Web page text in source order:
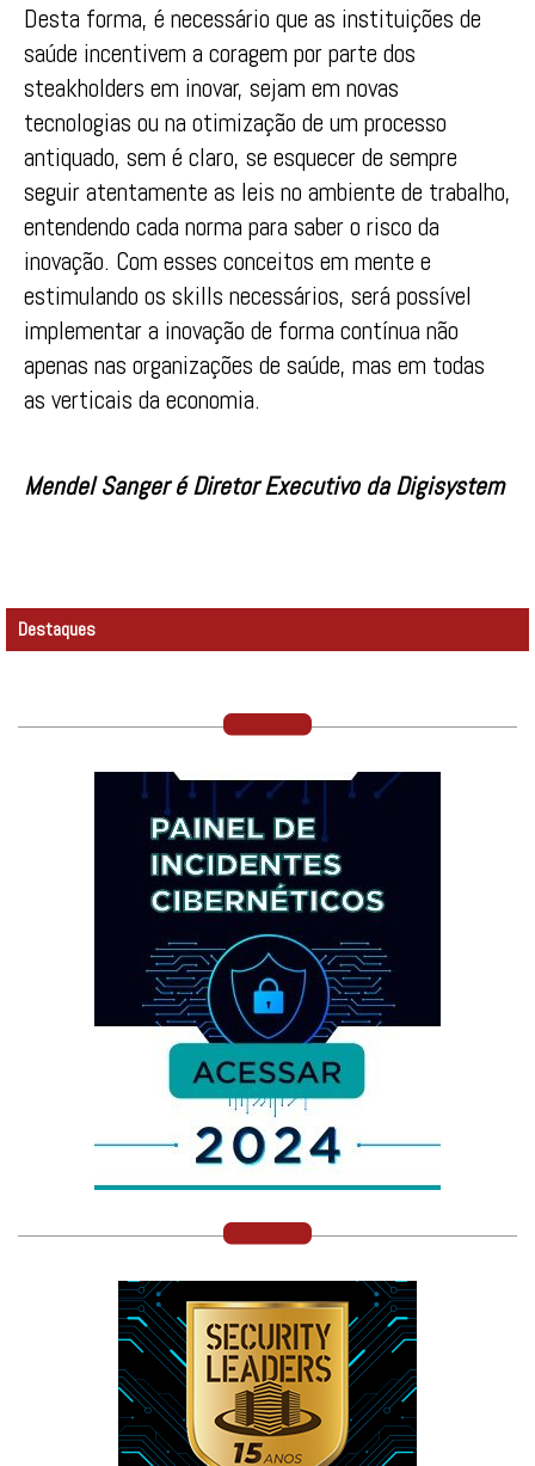
Desta forma, é necessário que as instituições de
saúde incentivem a coragem por parte dos
steakholders em inovar, sejam em novas
tecnologias ou na otimização de um processo
antiquado, sem é claro, se esquecer de sempre
seguir atentamente as leis no ambiente de trabalho,
entendendo cada norma para saber o risco da
inovação. Com esses conceitos em mente e
estimulando os skills necessários, será possível
implementar a inovação de forma contínua não
apenas nas organizações de saúde, mas em todas
as verticais da economia.
Mendel Sanger é Diretor Executivo da Digisystem
Destaques